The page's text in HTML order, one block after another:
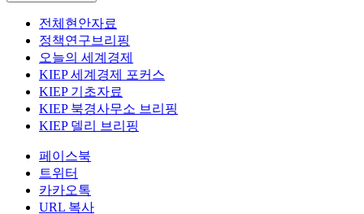
전체현안자료
정책연구브리핑
오늘의 세계경제
KIEP 세계경제 포커스
KIEP 기초자료
KIEP 북경사무소 브리핑
KIEP 델리 브리핑
페이스북
트위터
카카오톡
URL 복사